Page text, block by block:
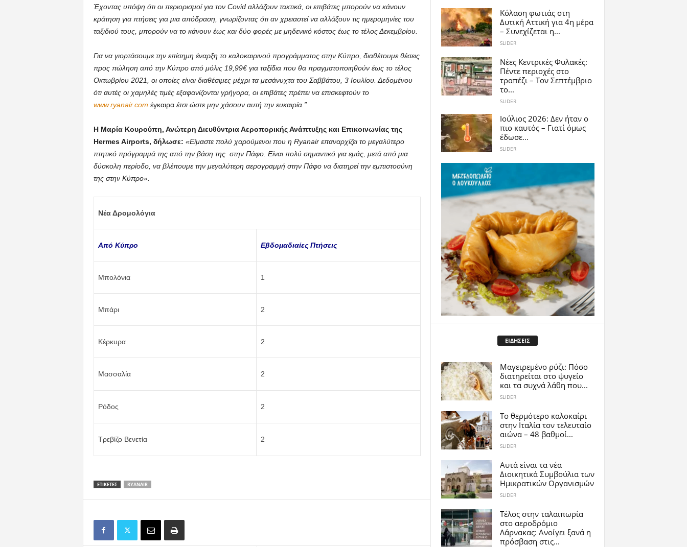
Έχοντας υπόψη ότι οι περιορισμοί για τον Covid αλλάζουν τακτικά, οι επιβάτες μπορούν να κάνουν
κράτηση για πτήσεις για μια απόδραση, γνωρίζοντας ότι αν χρειαστεί να αλλάξουν τις ημερομηνίες του
ταξιδιού τους, μπορούν να το κάνουν έως και δύο φορές με μηδενικό κόστος έως το τέλος Δεκεμβρίου.
Για να γιορτάσουμε την επίσημη έναρξη το καλοκαιρινού προγράμματος στην Κύπρο, διαθέτουμε θέσεις
προς πώληση από την Κύπρο από μόλις 19,99€ για ταξίδια που θα πραγματοποιηθούν έως το τέλος
Οκτωβρίου 2021, οι οποίες είναι διαθέσιμες μέχρι τα μεσάνυχτα του Σαββάτου, 3 Ιουλίου. Δεδομένου
ότι αυτές οι χαμηλές τιμές εξαφανίζονται γρήγορα, οι επιβάτες πρέπει να επισκεφτούν το
www.ryanair.com έγκαιρα έτσι ώστε μην χάσουν αυτή την ευκαιρία.”
Η Μαρία Κουρούπη, Ανώτερη Διευθύντρια Αεροπορικής Ανάπτυξης και Επικοινωνίας της
Hermes Airports, δήλωσε: «Είμαστε πολύ χαρούμενοι που η Ryanairεπαναρχίζει το μεγαλύτερο
πτητικό πρόγραμμά της από την βάση της στην Πάφο. Είναι πολύ σημαντικό για εμάς, μετά από μια
δύσκολη περίοδο, να βλέπουμε την μεγαλύτερη αερογραμμή στην Πάφο να διατηρεί την εμπιστοσύνη
της στην Κύπρο».
Νέα Δρομολόγια
Από Κύπρο Εβδομαδιαίες Πτήσεις
Μπολόνια 1
Μπάρι 2
Κέρκυρα 2
Μασσαλία 2
Ρόδος 2
Τρεβίζο Βενετία 2
ΕΤΙΚΕΤΕΣ RYANAIR
Κόλαση φωτιάς στη
Δυτική Αττική για 4η μέρα
– Συνεχίζεται η...
SLIDER
Νέες Κεντρικές Φυλακές:
Πέντε περιοχές στο
τραπέζι – Τον Σεπτέμβριο
το...
SLIDER
Ιούλιος 2026: Δεν ήταν ο
πιο καυτός – Γιατί όμως
έδωσε...
SLIDER
ΕΙΔΗΣΕΙΣ
Μαγειρεμένο ρύζι: Πόσο
διατηρείται στο ψυγείο
και τα συχνά λάθη που...
SLIDER
Το θερμότερο καλοκαίρι
στην Ιταλία τον τελευταίο
αιώνα – 48 βαθμοί...
SLIDER
Αυτά είναι τα νέα
Διοικητικά Συμβούλια των
Ημικρατικών Οργανισμών
SLIDER
Tέλος στην ταλαιπωρία
στο αεροδρόμιο
Λάρνακας: Ανοίγει ξανά η
πρόσβαση στις...